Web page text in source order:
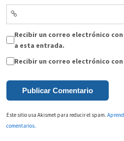
Recibir un correo electrónico
a esta entrada.
Recibir un correo electrónico
Este sitio usa Akismet para reducir el spam.
comentarios.